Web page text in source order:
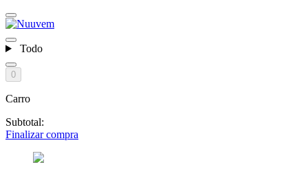
Todo
0
Carro
Subtotal:
Finalizar compra